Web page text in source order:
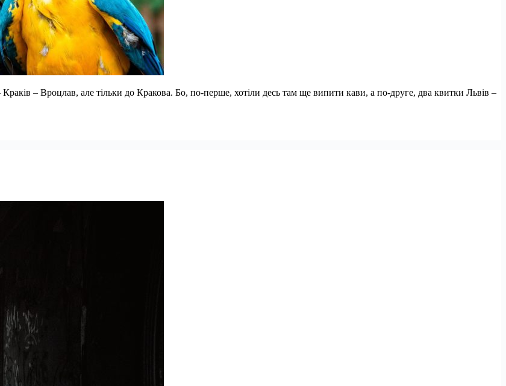
– Вроцлав, але тільки до Кракова. Бо, по-перше, хотіли десь там ще випити кави, а по-друге, два квитки Львів –